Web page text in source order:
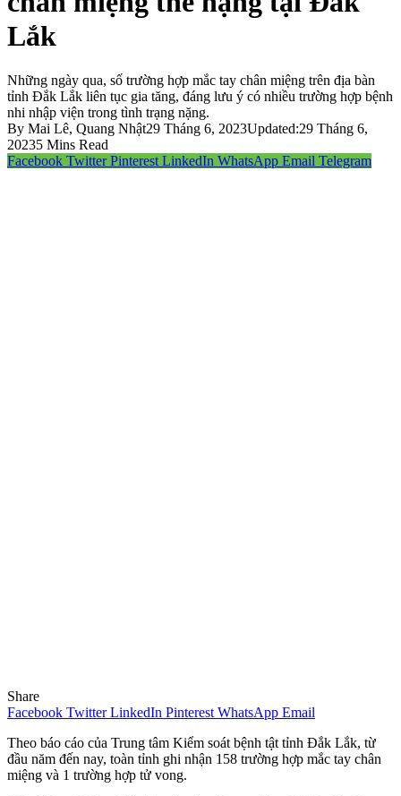
Lắk
Những ngày qua, số trường hợp mắc tay chân miệng trên địa bàn
tỉnh Đắk Lắk liên tục gia tăng, đáng lưu ý có nhiều trường hợp bệnh
nhi nhập viện trong tình trạng nặng.
By Mai Lê, Quang Nhật29 Tháng 6, 2023Updated:29 Tháng 6,
20235 Mins Read
Facebook Twitter Pinterest LinkedIn WhatsApp Email Telegram
Share
Facebook Twitter LinkedIn Pinterest WhatsApp Email
Theo báo cáo của Trung tâm Kiểm soát bệnh tật tỉnh Đắk Lắk, từ
đầu năm đến nay, toàn tỉnh ghi nhận 158 trường hợp mắc tay chân
miệng và 1 trường hợp tử vong.